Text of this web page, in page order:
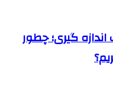
گیری؛ چطور